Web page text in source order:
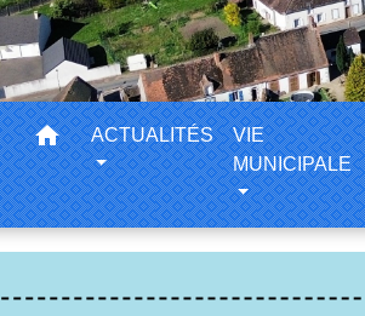
home ACTUALITÉS
VIE
MUNICIPALE